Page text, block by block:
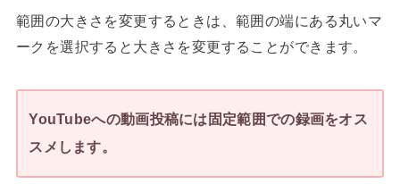
範囲の大きさを変更するときは、範囲の端にある丸いマ
ークを選択すると大きさを変更することができます。
YouTubeへの動画投稿には固定範囲での録画をオス
スメします。